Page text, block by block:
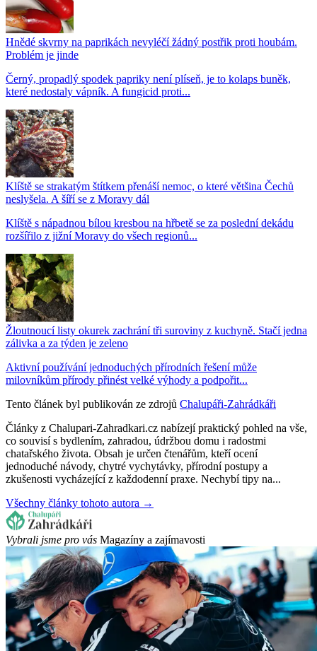
Hnědé skvrny na paprikách nevyléčí žádný postřik proti houbám.
Problém je jinde
Černý, propadlý spodek papriky není plíseň, je to kolaps buněk,
které nedostaly vápník. A fungicid proti...
Klíště se strakatým štítkem přenáší nemoc, o které většina Čechů
neslyšela. A šíří se z Moravy dál
Klíště s nápadnou bílou kresbou na hřbetě se za poslední dekádu
rozšířilo z jižní Moravy do všech regionů...
Žloutnoucí listy okurek zachrání tři suroviny z kuchyně. Stačí jedna
zálivka a za týden je zeleno
Aktivní používání jednoduchých přírodních řešení může
milovníkům přírody přinést velké výhody a podpořit...
Tento článek byl publikován ze zdrojů Chalupáři-Zahrádkáři
Články z Chalupari-Zahradkari.cz nabízejí praktický pohled na vše,
co souvisí s bydlením, zahradou, údržbou domu i radostmi
chatařského života. Obsah je určen čtenářům, kteří ocení
jednoduché návody, chytré vychytávky, přírodní postupy a
zkušenosti vycházející z každodenní praxe. Nechybí tipy na...
Všechny články tohoto autora →
Vybrali jsme pro vás Magazíny a zajímavosti